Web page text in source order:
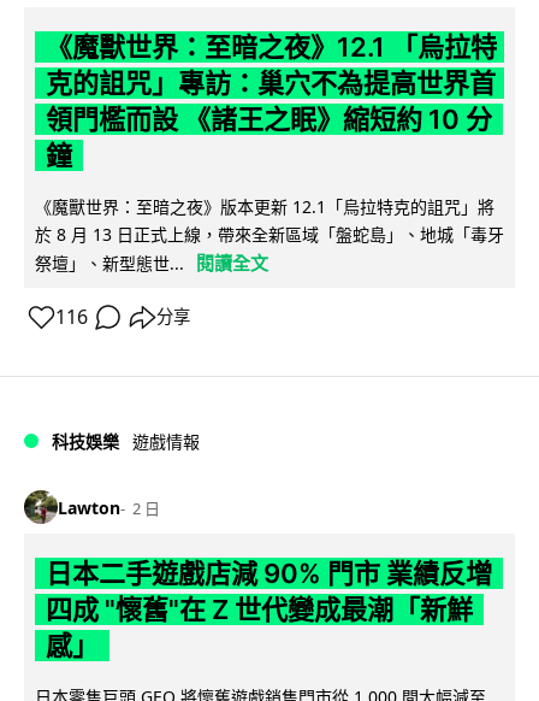
《魔獸世界：至暗之夜》12.1 「烏拉特
克的詛咒」專訪：巢穴不為提高世界首
領門檻而設 《諸王之眠》縮短約 10 分
鐘
《魔獸世界：至暗之夜》版本更新 12.1「烏拉特克的詛咒」將
於 8 月 13 日正式上線，帶來全新區域「盤蛇島」、地城「毒牙
祭壇」、新型態世...
閱讀全文
116 分享
科技娛樂 遊戲情報
Lawton 2 日
日本二手遊戲店減 90% 門市 業績反增
四成 "懷舊"在 Z 世代變成最潮「新鮮
感」